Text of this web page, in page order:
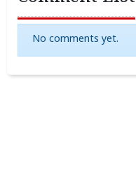
No comments yet.